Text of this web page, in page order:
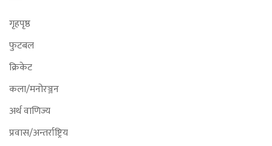
गृहपृष्ठ
फुटबल
क्रिकेट
कला/मनोरञ्जन
अर्थ वाणिज्य
प्रवास/अन्तर्राष्ट्रिय